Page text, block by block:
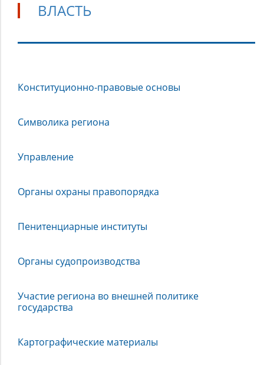
ВЛАСТЬ
Конституционно-правовые основы
Символика региона
Управление
Органы охраны правопорядка
Пенитенциарные институты
Органы судопроизводства
Участие региона во внешней политике
государства
Картографические материалы